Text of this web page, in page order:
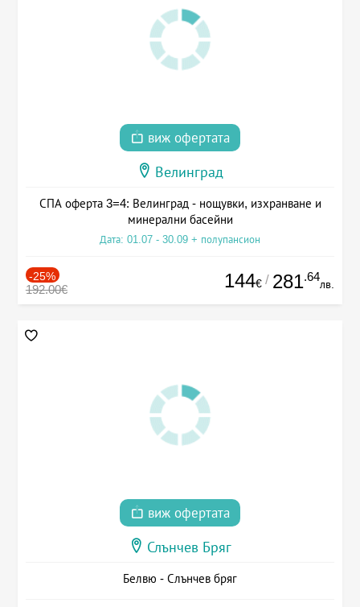
виж офертата
Велинград
СПА оферта 3=4: Велинград - нощувки, изхранване и
минерални басейни
Дата: 01.07 - 30.09 + полупансион
-25%
192.00€ 144€ / 281.64
лв.
виж офертата
Слънчев Бряг
Белвю - Слънчев бряг